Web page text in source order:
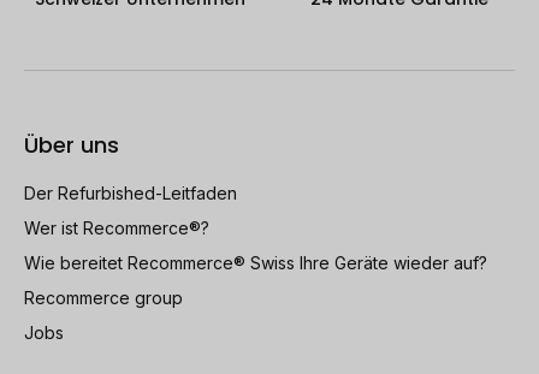
Über uns
Der Refurbished-Leitfaden
Wer ist Recommerce®?
Wie bereitet Recommerce® Swiss Ihre Geräte wieder auf?
Recommerce group
Jobs